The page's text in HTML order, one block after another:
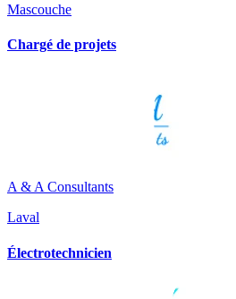
Mascouche
Chargé de projets
A & A Consultants
Laval
Électrotechnicien